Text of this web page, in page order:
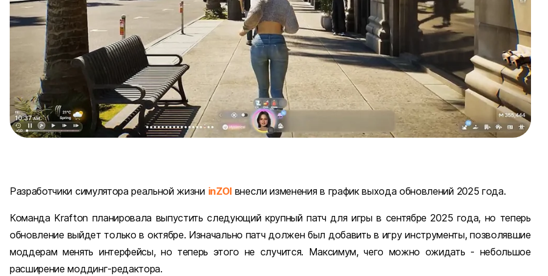
Разработчики симулятора реальной жизни inZOIвнесли изменения в график выхода обновлений 2025 года.
Команда Krafton планировала выпустить следующий крупный патч для игры в сентябре 2025 года, но теперь
обновление выйдет только в октябре. Изначально патч должен был добавить в игру инструменты, позволявшие
моддерам менять интерфейсы, но теперь этого не случится. Максимум, чего можно ожидать - небольшое
расширение моддинг-редактора.